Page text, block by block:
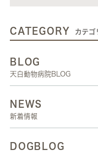
CATEGORY カテゴ
BLOG
天白動物病院BLOG
NEWS
新着情報
DOGBLOG